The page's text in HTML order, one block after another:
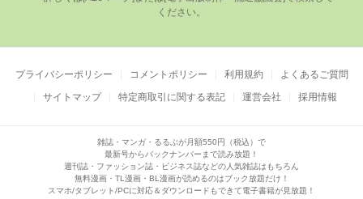
ください。
プライバシーポリシー コメントポリシー 利用規約
よくあるご質問
サイトマップ
特定商取引に関する表記 運営会社 採用情報
雑誌・マンガ・るるぶが月額550円（税込）で
最新号からバックナンバーまで読み放題！
週刊誌・ファッション誌・ビジネス誌などの人気雑誌はもちろん
無料漫画・TL漫画・BL漫画が読めるのはブック放題だけ！
スマホ/タブレット/PCに対応＆ダウンロードもできて電子書籍が見放題！